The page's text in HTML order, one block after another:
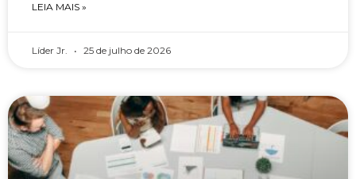
LEIA MAIS »
Líder Jr. 25 de julho de 2026